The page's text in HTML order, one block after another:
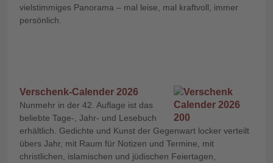
vielstimmiges Panorama – mal leise, mal kraftvoll, immer
persönlich.
Verschenk-Calender 2026
Nunmehr in der 42. Auflage ist das
beliebte Tage-, Jahr- und Lesebuch
erhältlich. Gedichte und Kunst der Gegenwart locker verteilt
übers Jahr, mit Raum für Notizen und Termine, mit
christlichen, islamischen und jüdischen Feiertagen,